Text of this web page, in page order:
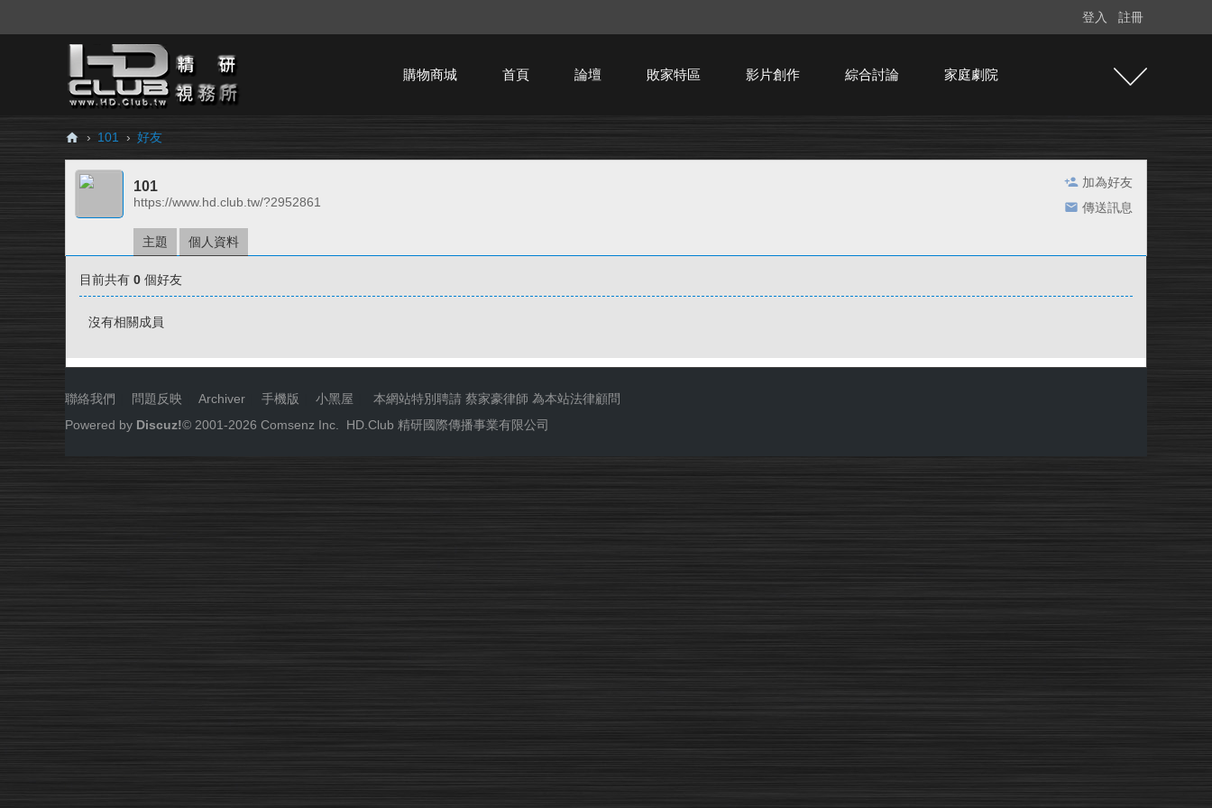
登入 註冊
購物商城 首頁 論壇 敗家特區 影片創作 綜合討論 家庭劇院
H
Cl
所
› 101 › 好友
加為好友
傳送訊息
101
https://www.hd.club.tw/?2952861
主題 個人資料
目前共有 0 個好友
沒有相關成員
聯絡我們 問題反映 Archiver 手機版 小黑屋 本網站特別聘請 蔡家豪律師 為本站法律顧問
Powered by Discuz!© 2001-2026 Comsenz Inc. HD.Club 精研國際傳播事業有限公司